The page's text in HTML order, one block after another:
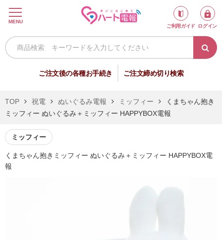
MENU
ご利用ガイド
ログイン
ご注文後の各種お手続き ご注文締め切り検索
新
会
員
録
TOP 祝電 ぬいぐるみ電報 ミッフィー
くまちゃん抱き
ミッフィー ぬいぐるみ＋ミッフィー HAPPYBOX電報
ミッフィー
くまちゃん抱きミッフィー ぬいぐるみ＋ミッフィー HAPPYBOX電
報